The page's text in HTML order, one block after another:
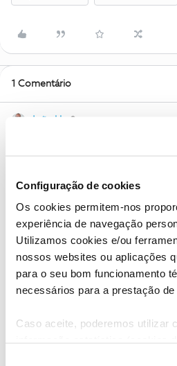
Configuração de cookies
Os cookies permitem-nos
experiência de navegação
Utilizamos cookies e/ou
nossos websites ou aplicações
para o seu bom funcionamento
necessários para a prestação
Caso aceite, poderemos utilizar
1 Comentário
João H.
Se colocou o seu IBAN no momento
Sendo que expôs esta situação junto
encontram a acompanhar a situação,
Lamentamos novamente o
Partilhe com a comunidade caso
Obrigado